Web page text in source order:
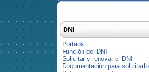
DNI
Portada
Función del DNI
Solicitar y renovar el DNI
Documentación para solicitarlo